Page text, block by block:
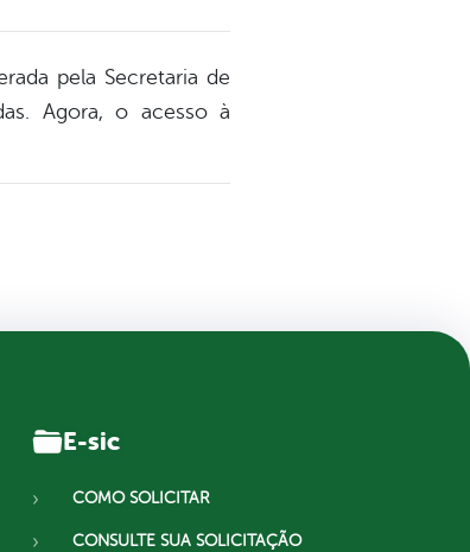
pela Secretaria de
Agora, o acesso à
E-sic
COMO SOLICITAR
CONSULTE SUA SOLICITAÇÃO